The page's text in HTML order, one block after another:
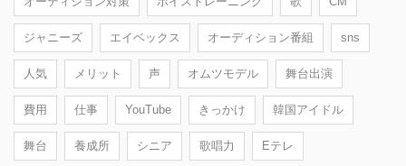
ジャニーズ エイベックス オーディション番組 sns
人気 メリット 声 オムツモデル 舞台出演
費用 仕事 YouTube きっかけ 韓国アイドル
舞台 養成所 シニア 歌唱力 Eテレ